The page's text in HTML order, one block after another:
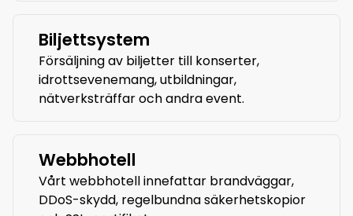
Biljettsystem
Försäljning av biljetter till konserter,
idrottsevenemang, utbildningar,
nätverksträffar och andra event.
Webbhotell
Vårt webbhotell innefattar brandväggar,
DDoS-skydd, regelbundna säkerhetskopior